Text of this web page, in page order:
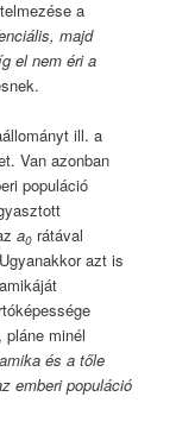
a
majd
el nem éri a
ill. a
Van azonban
populáció
a0 rátával
azt is
minél
és a tőle
emberi populáció